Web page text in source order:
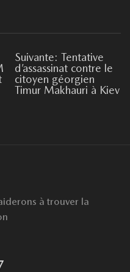
Suivante: Tentative
d’assassinat contre le
citoyen géorgien
Timur Makhauri à Kiev
à trouver la